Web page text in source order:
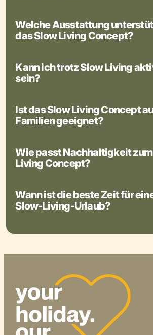
Welche Ausstattung
das Slow Living Concept?
Kann ich trotz Slow Living
sein?
Ist das Slow Living Concept
Familien geeignet?
Wie passt Nachhaltigkeit
Living Concept?
Wann ist die beste Zeit für
Slow-Living-Urlaub?